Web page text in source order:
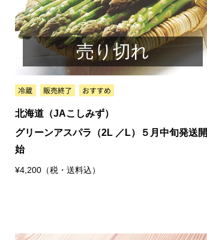
売り切れ
北海道（JAこしみず）
グリーンアスパラ（2L ／L）５月中旬発送開
始
¥4,200（税・送料込）